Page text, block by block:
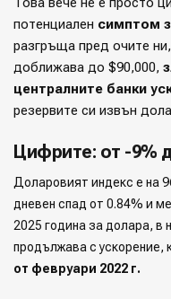
потенциален симптом
разгръща пред очите
доближава до $90,000,
централните банки
резервите си извън
Цифрите: от -9%
Доларовият индекс е на
дневен спад от 0.84% и
2025 година за долара, в
продължава с ускорение,
от февруари 2022 г.